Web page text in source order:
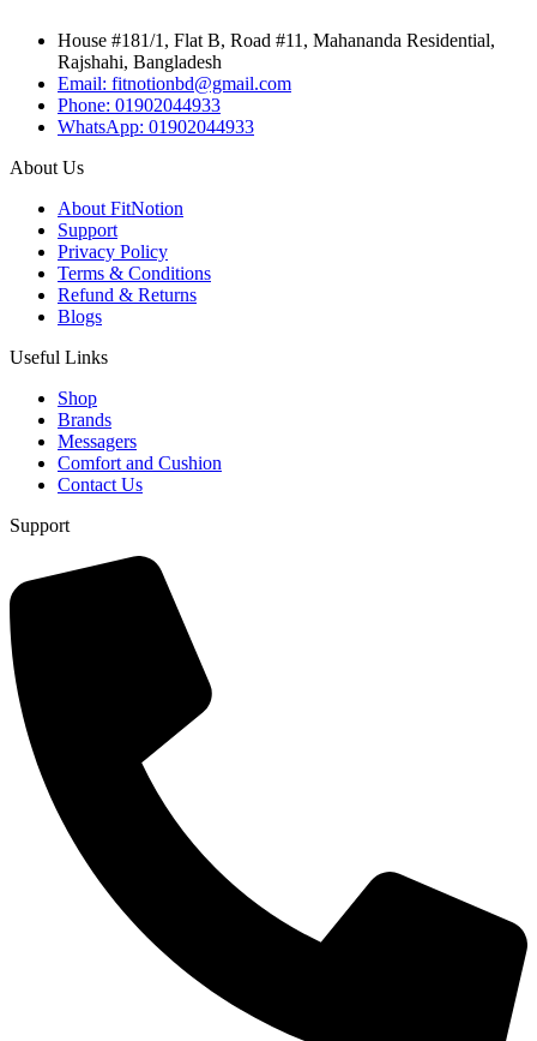
House #181/1, Flat B, Road #11, Mahananda Residential,
Rajshahi, Bangladesh
Email: fitnotionbd@gmail.com
Phone: 01902044933
WhatsApp: 01902044933
About Us
About FitNotion
Support
Privacy Policy
Terms & Conditions
Refund & Returns
Blogs
Useful Links
Shop
Brands
Messagers
Comfort and Cushion
Contact Us
Support